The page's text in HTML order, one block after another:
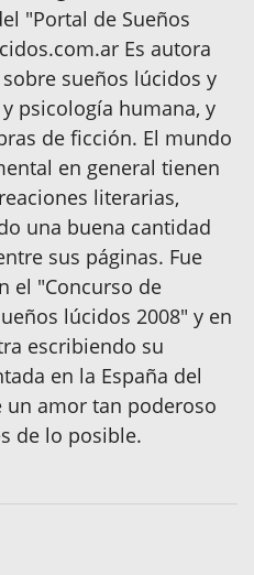
"Portal de Sueños
Es autora
sueños lúcidos y
psicología humana, y
de ficción. El mundo
en general tienen
literarias,
una buena cantidad
sus páginas. Fue
el "Concurso de
lúcidos 2008" y en
escribiendo su
en la España del
un amor tan poderoso
de lo posible.